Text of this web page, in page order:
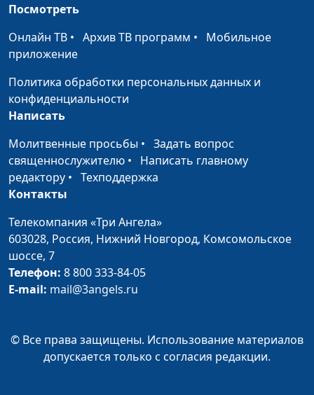
Как быть самим
собой
Борис Звездилин, Ольга
Следуй за мечтой
Борис Звездилин, Ольга
Никулина, Алена
Лукашина
Модный приговор
Ржанова
Красота внутренняя
и внешняя
Сергей Парфёнов, Анна
стать рабом?
Сергей Парфёнов, Юлия
Посмотреть
Онлайн ТВ • Архив ТВ программ • Мобильное
приложение
Политика обработки персональных данных и
конфиденциальности
Написать
Молитвенные просьбы • Задать вопрос
священнослужителю • Написать главному
редактору • Техподдержка
Контакты
Телекомпания «Три Ангела»
603028, Россия, Нижний Новгород, Комсомольское
шоссе, 7
Телефон: 8 800 333-84-05
E-mail: mail@3angels.ru
© Все права защищены. Использование материалов
допускается только с согласия редакции.